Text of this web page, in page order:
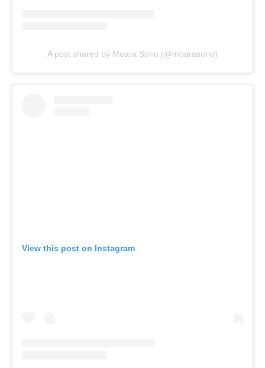
A post shared by Moara Sorio (@moarasorio)
View this post on Instagram